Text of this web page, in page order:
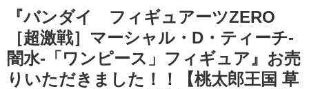
『バンダイ フィギュアーツZERO
［超激戦］マーシャル・D・ティーチ-
闇水-「ワンピース」フィギュア』お売
りいただきました！！【桃太郎王国 草